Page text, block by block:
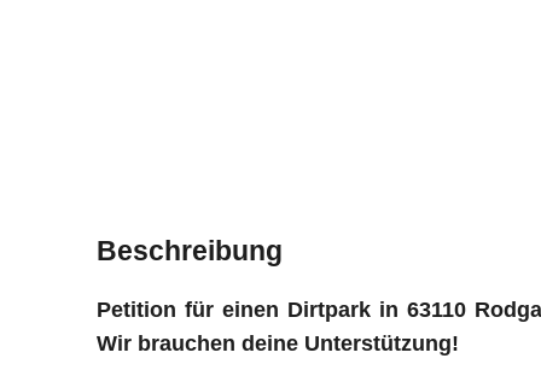
Beschreibung
Petition für einen Dirtpark in 63110
Wir brauchen deine Unterstützung!